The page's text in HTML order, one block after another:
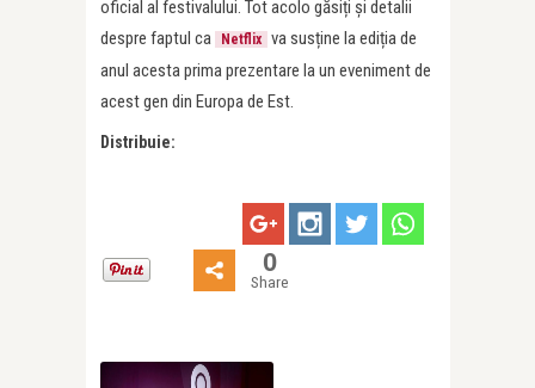
oficial al festivalului. Tot acolo găsiți și detalii
despre faptul ca
Netflix va susține la ediția de
anul acesta prima prezentare la un eveniment de
acest gen din Europa de Est.
Distribuie:
0
Share